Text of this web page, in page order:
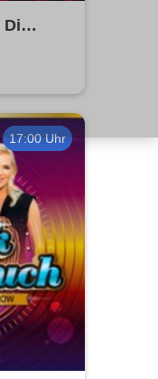
Di
17:00 Uhr